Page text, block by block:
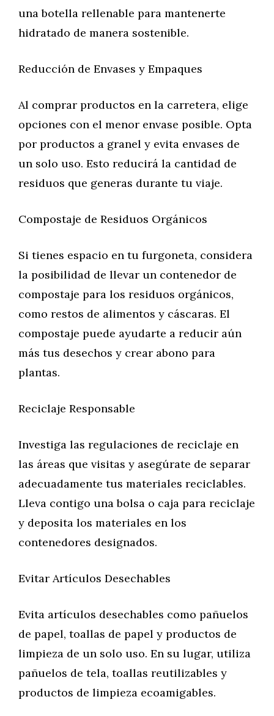
una botella rellenable para mantenerte
hidratado de manera sostenible.
Reducción de Envases y Empaques
Al comprar productos en la carretera, elige
opciones con el menor envase posible. Opta
por productos a granel y evita envases de
un solo uso. Esto reducirá la cantidad de
residuos que generas durante tu viaje.
Compostaje de Residuos Orgánicos
Si tienes espacio en tu furgoneta, considera
la posibilidad de llevar un contenedor de
compostaje para los residuos orgánicos,
como restos de alimentos y cáscaras. El
compostaje puede ayudarte a reducir aún
más tus desechos y crear abono para
plantas.
Reciclaje Responsable
Investiga las regulaciones de reciclaje en
las áreas que visitas y asegúrate de separar
adecuadamente tus materiales reciclables.
Lleva contigo una bolsa o caja para reciclaje
y deposita los materiales en los
contenedores designados.
Evitar Artículos Desechables
Evita artículos desechables como pañuelos
de papel, toallas de papel y productos de
limpieza de un solo uso. En su lugar, utiliza
pañuelos de tela, toallas reutilizables y
productos de limpieza ecoamigables.